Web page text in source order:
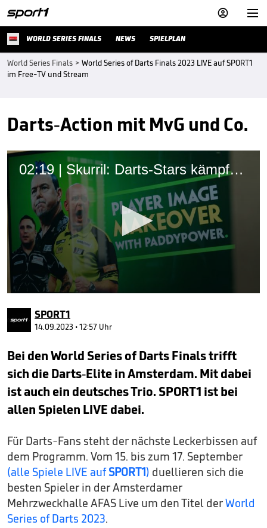


WORLD SERIES FINALS NEWS SPIELPLAN
World Series Finals > World Series of Darts Finals 2023 LIVE auf SPORT1
im Free-TV und Stream
Darts-Action mit MvG und Co.
02:19 | Skurril: Darts-Stars kämpfen um ihre Spitznamen
seconds
of
minutes,
seconds
SPORT1
14.09.2023 • 12:57 Uhr
Bei den World Series of Darts Finals trifft
sich die Darts-Elite in Amsterdam. Mit dabei
ist auch ein deutsches Trio. SPORT1 ist bei
allen Spielen LIVE dabei.
Für Darts-Fans steht der nächste Leckerbissen auf
dem Programm. Vom 15. bis zum 17. September
(alle Spiele LIVE aufSPORT1) duellieren sich die
besten Spieler in der Amsterdamer
Mehrzweckhalle AFAS Live um den Titel derWorld
Series of Darts 2023.